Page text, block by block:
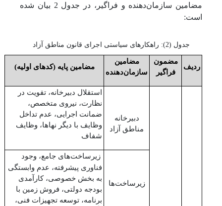
مضامین سازمان‌دهنده و فراگیر، در جدول 2 بیان شده
است:
جدول (2): راهکارهای سیاستی اجرای قانون مناطق آزاد
ردیف
مضمون
فراگیر
مضامین
سازمان‌دهنده
مضامین پایه (کدهای اولیه)
دبیرخانه
مناطق آزاد
استقلال دبیرخانه، تقویت در
نظارت، نیروی متخصص،
ضمانت اجرایی، عدم تداخل
وظایف با دیگر نهاها، وظایف
شفاف
زیرساخت‌ها
زیرساخت‌های جامع، وجود
فناوری پیشرفته، عدم وابستگی
به بخش خصوصی، کارآمدی
بودجه دولتی، فروش زمین با
برنامه، توسعه تجهیزات فنی،